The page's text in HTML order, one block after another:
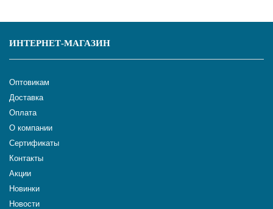
ИНТЕРНЕТ-МАГАЗИН
Оптовикам
Доставка
Оплата
О компании
Сертификаты
Контакты
Акции
Новинки
Новости